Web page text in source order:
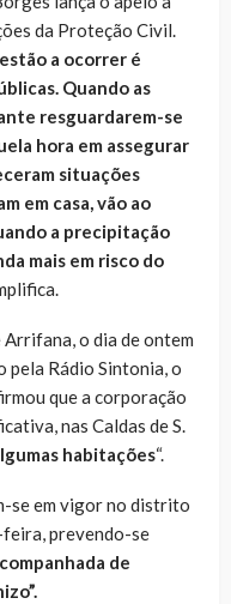
da Proteção Civil.
a ocorrer é
Quando as
resguardarem-se
hora em assegurar
situações
em casa, vão ao
a precipitação
mais em risco do
o dia de ontem
pela Rádio Sintonia, o
que a corporação
nas Caldas de S.
habitações“.
se em vigor no distrito
prevendo-se
de